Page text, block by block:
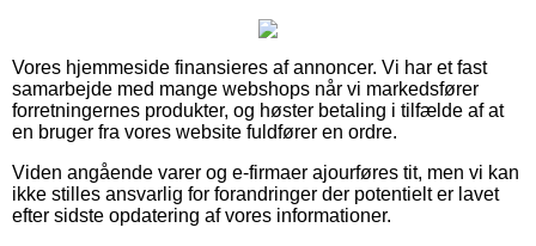
Vores hjemmeside finansieres af annoncer. Vi har et fast
samarbejde med mange webshops når vi markedsfører
forretningernes produkter, og høster betaling i tilfælde af at
en bruger fra vores website fuldfører en ordre.
Viden angående varer og e-firmaer ajourføres tit, men vi kan
ikke stilles ansvarlig for forandringer der potentielt er lavet
efter sidste opdatering af vores informationer.